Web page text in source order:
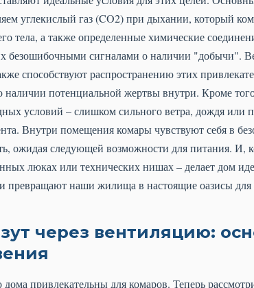
углекислый газ (CO2) при дыхании, который
тела, а также определенные химические
безошибочными сигналами о наличии "добычи".
способствуют распространению этих
наличии потенциальной жертвы внутри. Кроме
условий – слишком сильного ветра, дождя или
Внутри помещения комары чувствуют себя в
ожидая следующей возможности для питания. И,
люках или технических нишах – делает дом
превращают наши жилища в настоящие оазисы
через вентиляцию:
привлекательны для комаров. Теперь